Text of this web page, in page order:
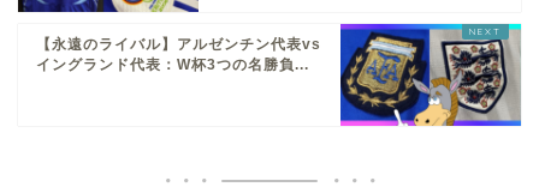
【永遠のライバル】アルゼンチン代表vs
イングランド代表：W杯3つの名勝負...